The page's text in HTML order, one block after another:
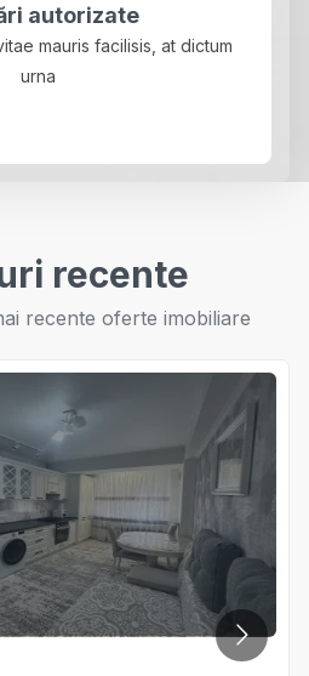
autorizate
mauris facilisis, at dictum
urna
recente
recente oferte imobiliare